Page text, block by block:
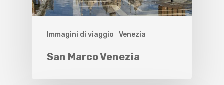
Immagini di viaggio Venezia
San Marco Venezia